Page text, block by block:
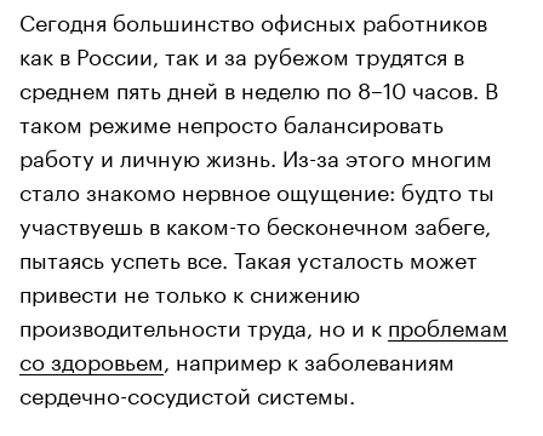
Сегодня большинство офисных работников
как в России, так и за рубежом трудятся в
среднем пять дней в неделю по 8–10 часов. В
таком режиме непросто балансировать
работу и личную жизнь. Из-за этого многим
стало знакомо нервное ощущение: будто ты
участвуешь в каком-то бесконечном забеге,
пытаясь успеть все. Такая усталость может
привести не только к снижению
производительности труда, но и к проблемам
со здоровьем , например к заболеваниям
сердечно-сосудистой системы.